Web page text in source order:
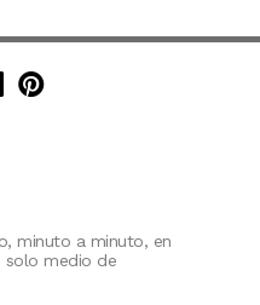
X (Twitter)
en TikTok
de Minuto30 en
Minuto30 en LinkedIn
Minuto30 en
minuto a minuto, en
solo medio de